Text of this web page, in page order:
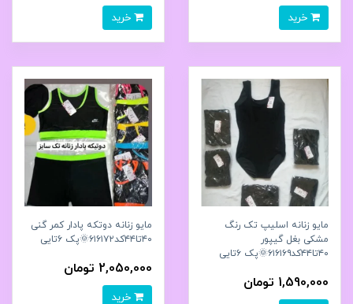
مایو زنانه اسلیپ تک رنگ
مشکی بغل گیپور
۴۰تا۴۴کد۶۱۶۱۶۹🌞پک ۶تایی
1,590,000 تومان
مایو زنانه دوتکه پادار کمر گنی
۴۰تا۴۴کد۶۱۶۱۷۲🌞پک ۶تایی
2,050,000 تومان